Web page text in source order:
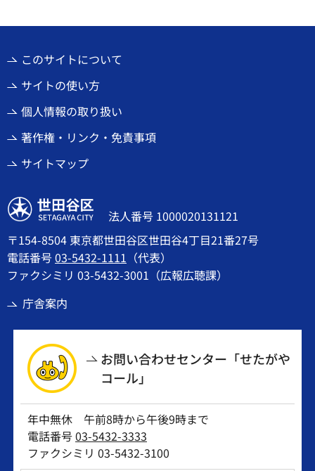
このサイトについて
サイトの使い方
個人情報の取り扱い
著作権・リンク・免責事項
サイトマップ
世田谷区
法人番号 1000020131121
〒154-8504 東京都世田谷区世田谷4丁目21番27号
電話番号03-5432-1111 （代表）
ファクシミリ 03-5432-3001（広報広聴課）
庁舎案内
お問い合わせセンター「せたがや
コール」
年中無休 午前8時から午後9時まで
電話番号03-5432-3333
ファクシミリ 03-5432-3100